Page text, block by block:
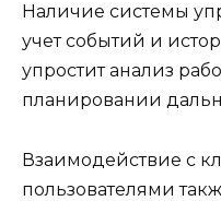
Наличие системы
учет событий и
упростит анализ
планировании
Взаимодействие с
пользователями